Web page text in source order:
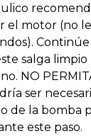
el motor (no
salga limpio
NO
ser
de la bomba
este paso.